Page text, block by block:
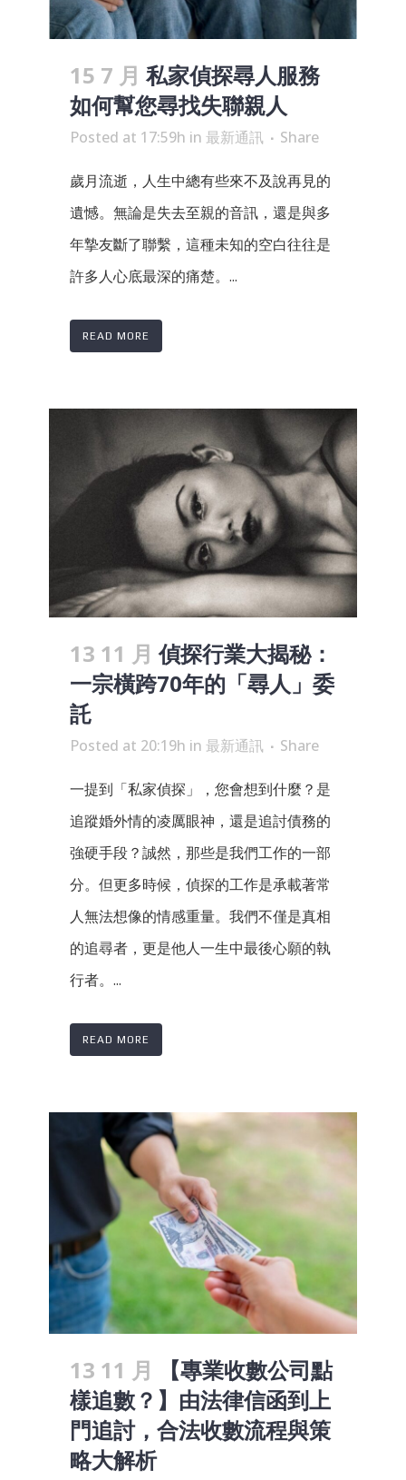
15 7 月 私家偵探尋人服務
如何幫您尋找失聯親人
Posted at 17:59h in 最新通訊 Share
歲月流逝，人生中總有些來不及說再見的
遺憾。無論是失去至親的音訊，還是與多
年摯友斷了聯繫，這種未知的空白往往是
許多人心底最深的痛楚。...
READ MORE
13 11 月 偵探行業大揭秘：
一宗橫跨70年的「尋人」委
託
Posted at 20:19h in 最新通訊 Share
一提到「私家偵探」，您會想到什麼？是
追蹤婚外情的凌厲眼神，還是追討債務的
強硬手段？誠然，那些是我們工作的一部
分。但更多時候，偵探的工作是承載著常
人無法想像的情感重量。我們不僅是真相
的追尋者，更是他人一生中最後心願的執
行者。...
READ MORE
13 11 月
【專業收數公司點
樣追數？】由法律信函到上
門追討，合法收數流程與策
略大解析